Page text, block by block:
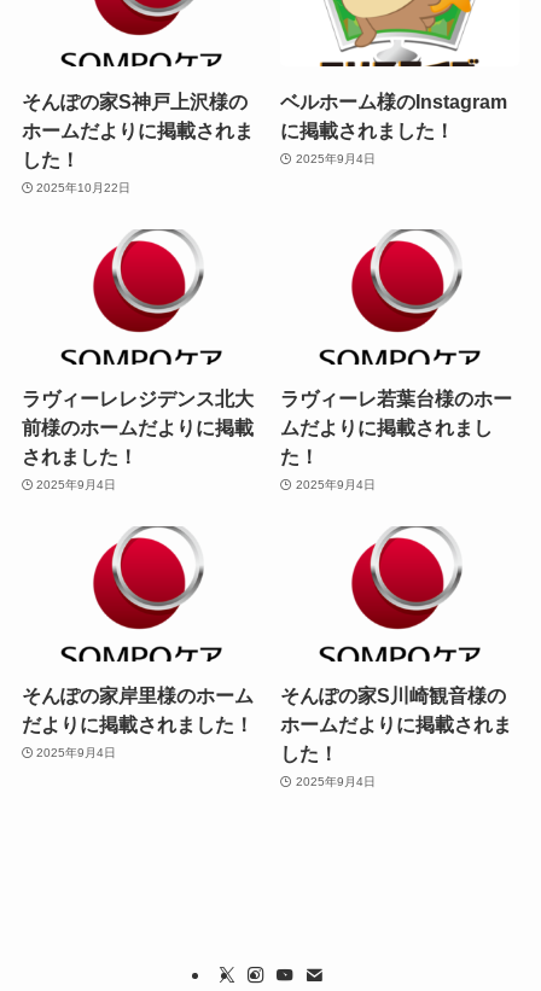
そんぽの家S神戸上沢様の
ホームだよりに掲載されま
した！
2025年10月22日
ベルホーム様のInstagram
に掲載されました！
2025年9月4日
ラヴィーレレジデンス北大
前様のホームだよりに掲載
されました！
2025年9月4日
ラヴィーレ若葉台様のホー
ムだよりに掲載されまし
た！
2025年9月4日
そんぽの家岸里様のホーム
だよりに掲載されました！
2025年9月4日
そんぽの家S川崎観音様の
ホームだよりに掲載されま
した！
2025年9月4日